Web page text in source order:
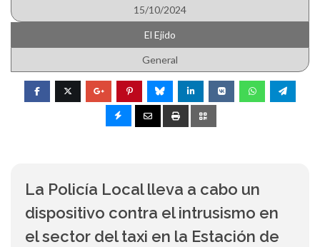
15/10/2024
El Ejido
General
La Policía Local lleva a cabo un
dispositivo contra el intrusismo en
el sector del taxi en la Estación de